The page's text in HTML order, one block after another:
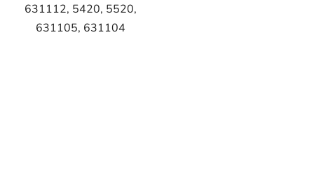
631112, 5420, 5520,
631105, 631104